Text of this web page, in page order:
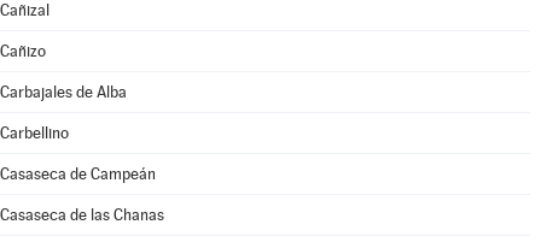
Cañizal
Cañizo
Carbajales de Alba
Carbellino
Casaseca de Campeán
Casaseca de las Chanas